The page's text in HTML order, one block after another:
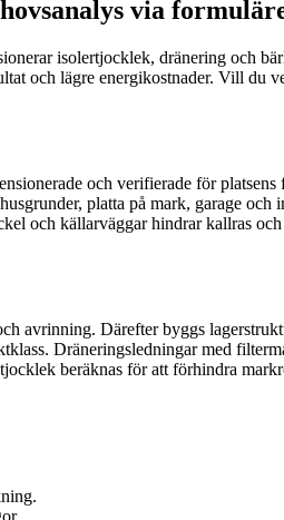
via
isolertjocklek, dränering och
och lägre energikostnader. Vill du
och verifierade för
platta på mark, garage och
och källarväggar hindrar kallras
avrinning. Därefter byggs
Dräneringsledningar med
beräknas för att förhindra